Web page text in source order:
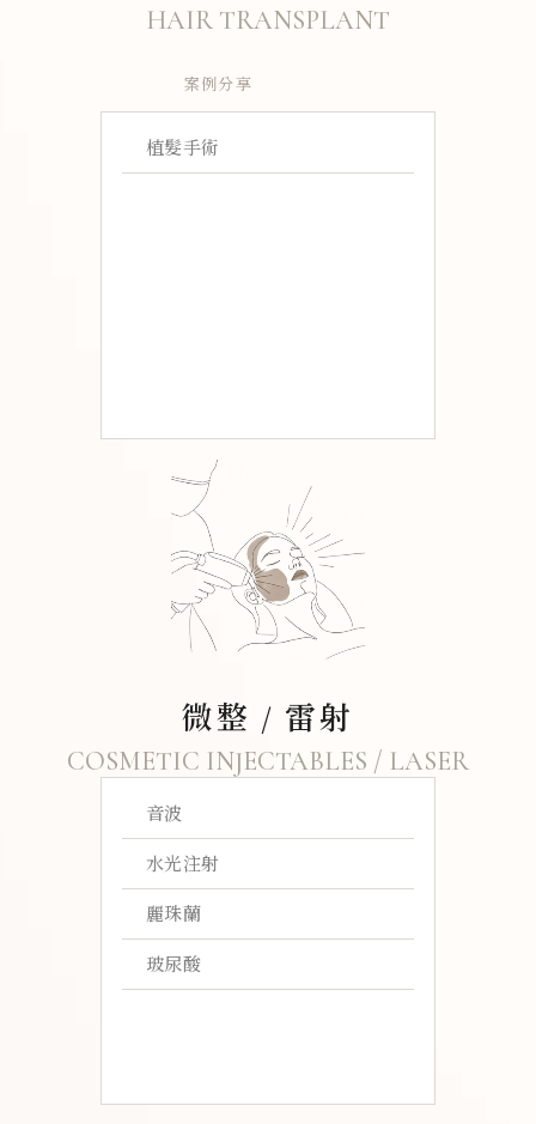
HAIR TRANSPLANT
案例分享
植髮手術
微整 / 雷射
COSMETIC INJECTABLES / LASER
音波
水光注射
麗珠蘭
玻尿酸